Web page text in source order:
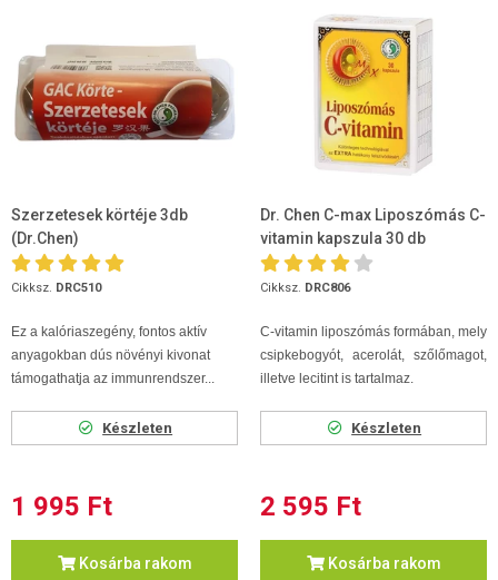
Szerzetesek körtéje 3db
(Dr.Chen)
Cikksz. DRC510
Ez a kalóriaszegény, fontos aktív
anyagokban dús növényi kivonat
támogathatja az immunrendszer...
Készleten
1 995 Ft
Kosárba rakom
Dr. Chen C-max Liposzómás C-
vitamin kapszula 30 db
Cikksz. DRC806
C-vitamin liposzómás formában, mely
csipkebogyót, acerolát, szőlőmagot,
illetve lecitint is tartalmaz.
Készleten
2 595 Ft
Kosárba rakom